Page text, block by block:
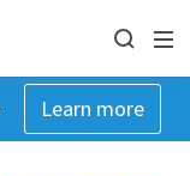
Learn more